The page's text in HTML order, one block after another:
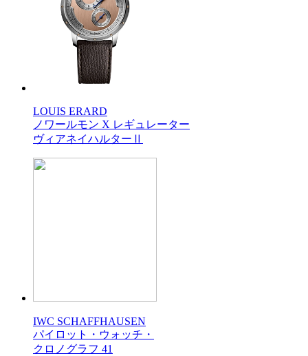
LOUIS ERARD
ノワールモン X レギュレーター
ヴィアネイハルターⅡ
IWC SCHAFFHAUSEN
パイロット・ウォッチ・
クロノグラフ 41